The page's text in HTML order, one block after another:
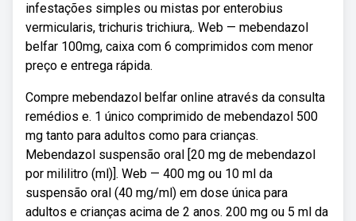
infestações simples ou mistas por enterobius
vermicularis, trichuris trichiura,. Web — mebendazol
belfar 100mg, caixa com 6 comprimidos com menor
preço e entrega rápida.
Compre mebendazol belfar online através da consulta
remédios e. 1 único comprimido de mebendazol 500
mg tanto para adultos como para crianças.
Mebendazol suspensão oral [20 mg de mebendazol
por mililitro (ml)]. Web — 400 mg ou 10 ml da
suspensão oral (40 mg/ml) em dose única para
adultos e crianças acima de 2 anos. 200 mg ou 5 ml da